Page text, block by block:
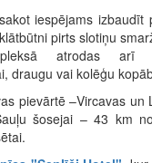
iespējams izbaudīt
pirts slotiņu
atrodas arī
draugu vai kolēģu
pievārtē –Vircavas un
šosejai – 43 km